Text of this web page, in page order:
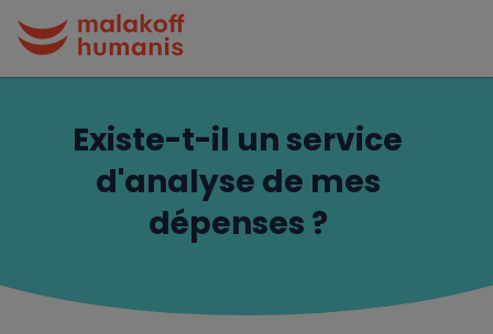
Existe-t-il un service
d'analyse de mes
dépenses ?